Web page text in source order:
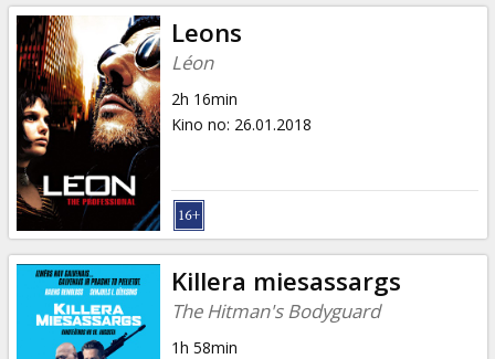
Leons
Léon
2h 16min
Kino no: 26.01.2018
Killera miesassargs
The Hitman's Bodyguard
1h 58min